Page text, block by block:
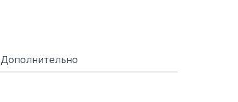
Дополнительно